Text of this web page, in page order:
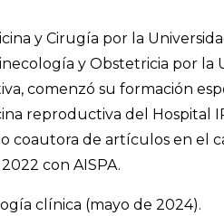
y Cirugía por la
y Obstetricia por la
comenzó su formación
reproductiva del Hospital
coautora de artículos en el
con AISPA.
clínica (mayo de 2024).